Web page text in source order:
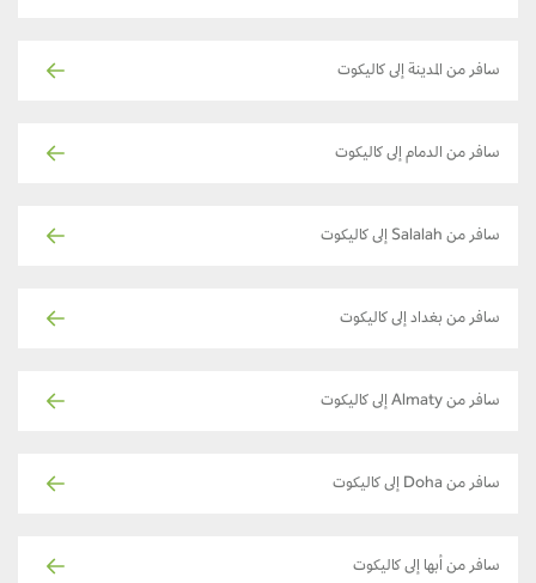
سافر من المدينة إلى كاليكوت
سافر من الدمام إلى كاليكوت
سافر من Salalah إلى كاليكوت
سافر من بغداد إلى كاليكوت
سافر من Almaty إلى كاليكوت
سافر من Doha إلى كاليكوت
سافر من أبها إلى كاليكوت